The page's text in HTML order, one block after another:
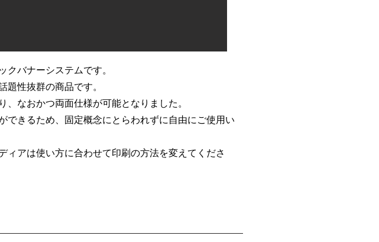
バナーシステムです。
性抜群の商品です。
なおかつ両面仕様が可能となりました。
できるため、固定概念にとらわれずに自由にご使用い
アは使い方に合わせて印刷の方法を変えてくださ